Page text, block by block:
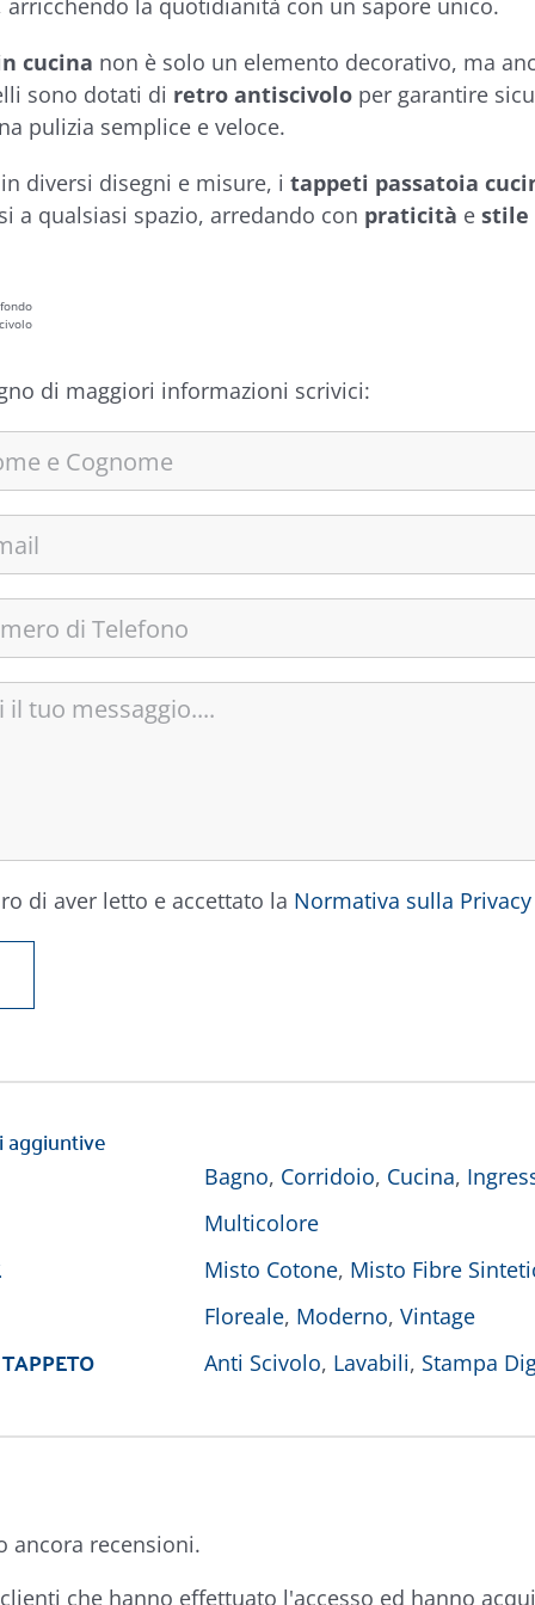
arricchendo la quotidianità con un sapore unico.
cucina non è solo un elemento decorativo, ma
sono dotati di retro antiscivoloper garantire
pulizia semplice e veloce.
diversi disegni e misure, i tappeti passatoia
a qualsiasi spazio, arredando con praticità e stile
di maggiori informazioni scrivici:
di aver letto e accettato la Normativa sulla Privacy
Bagno, Corridoio, Cucina,
Multicolore
Misto Cotone, Misto Fibre
Floreale, Moderno, Vintage
Anti Scivolo, Lavabili, Stampa
ancora recensioni.
che hanno effettuato l'accesso ed hanno